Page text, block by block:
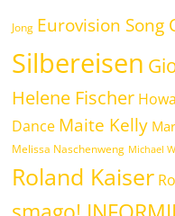
Jong Eurovision Song
Silbereisen
Helene Fischer
Dance Maite Kelly
Melissa Naschenweng Michael
Roland Kaiser